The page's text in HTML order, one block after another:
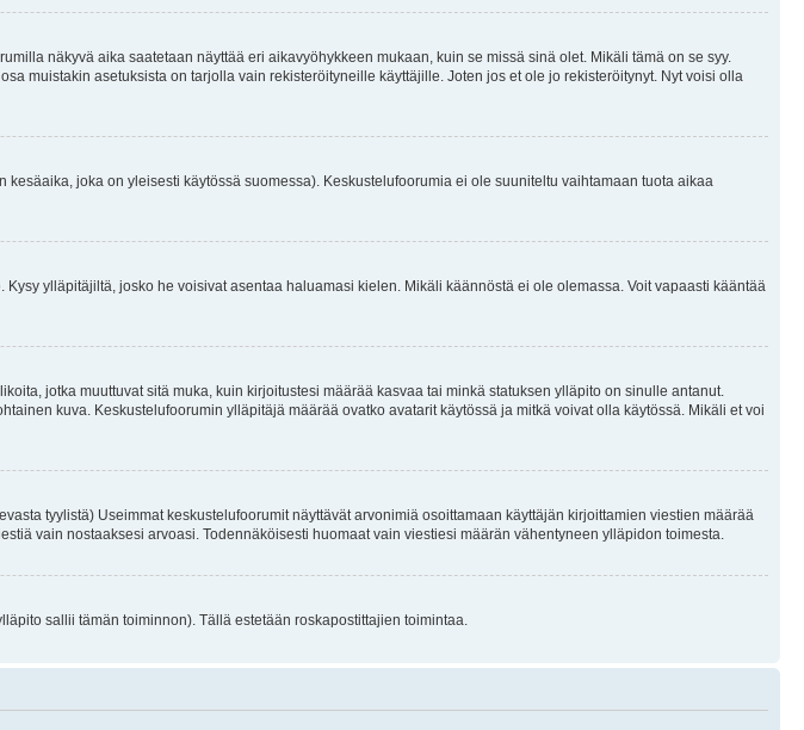
näkyvä aika saatetaan näyttää eri aikavyöhykkeen mukaan, kuin se missä sinä olet. Mikäli tämä on se syy.
muistakin asetuksista on tarjolla vain rekisteröityneille käyttäjille. Joten jos et ole jo rekisteröitynyt. Nyt voisi olla
joka on yleisesti käytössä suomessa). Keskustelufoorumia ei ole suuniteltu vaihtamaan tuota aikaa
ylläpitäjiltä, josko he voisivat asentaa haluamasi kielen. Mikäli käännöstä ei ole olemassa. Voit vapaasti kääntää
jotka muuttuvat sitä muka, kuin kirjoitustesi määrää kasvaa tai minkä statuksen ylläpito on sinulle antanut.
kuva. Keskustelufoorumin ylläpitäjä määrää ovatko avatarit käytössä ja mitkä voivat olla käytössä. Mikäli et voi
tyylistä) Useimmat keskustelufoorumit näyttävät arvonimiä osoittamaan käyttäjän kirjoittamien viestien määrää
vain nostaaksesi arvoasi. Todennäköisesti huomaat vain viestiesi määrän vähentyneen ylläpidon toimesta.
sallii tämän toiminnon). Tällä estetään roskapostittajien toimintaa.